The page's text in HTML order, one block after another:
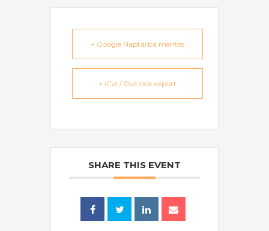
+ Google Naptárba mentés
+ iCal / Outlook export
SHARE THIS EVENT